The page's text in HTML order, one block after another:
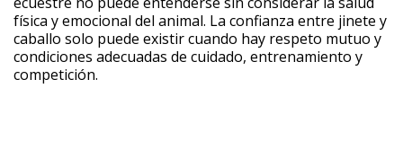
física y emocional del animal. La confianza entre jinete y
caballo solo puede existir cuando hay respeto mutuo y
condiciones adecuadas de cuidado, entrenamiento y
competición.